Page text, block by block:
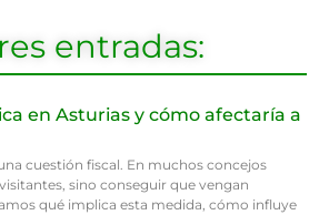
entradas:
en Asturias y cómo afectaría a
cuestión fiscal. En muchos concejos
sino conseguir que vengan
qué implica esta medida, cómo influye